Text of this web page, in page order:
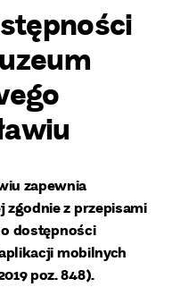
zapewnia
z przepisami
dostępności
mobilnych
poz. 848).